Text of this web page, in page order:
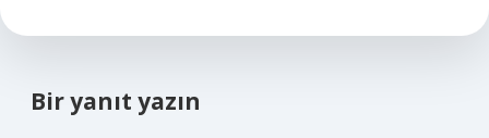
Bir yanıt yazın